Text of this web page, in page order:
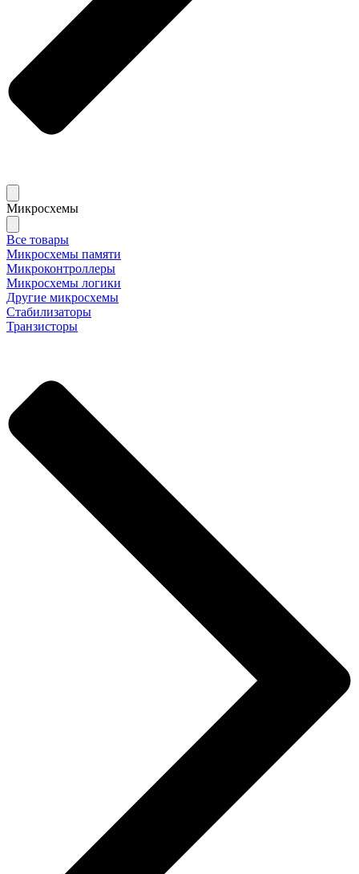
Микросхемы
Все товары
Микросхемы памяти
Микроконтроллеры
Микросхемы логики
Другие микросхемы
Стабилизаторы
Транзисторы